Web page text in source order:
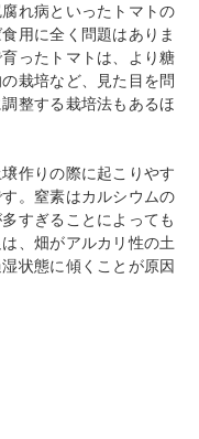
れ病といったトマトの
用に全く問題はありま
ったトマトは、より糖
栽培など、見た目を問
整する栽培法もあるほ
作りの際に起こりやす
。窒素はカルシウムの
すぎることによっても
、畑がアルカリ性の土
状態に傾くことが原因